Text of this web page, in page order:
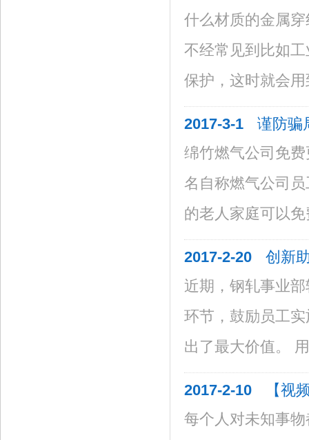
什么材质的金属
不经常见到比如
保护，这时就会
2017-3-1
谨防骗
绵竹燃气公司免
名自称燃气公司
的老人家庭可以
2017-2-20
创新
近期，钢轧事业
环节，鼓励员工
出了最大价值。
2017-2-10
【视
每个人对未知事